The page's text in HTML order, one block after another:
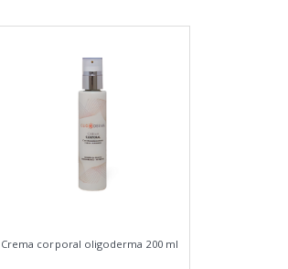
Crema corporal oligoderma 200 ml